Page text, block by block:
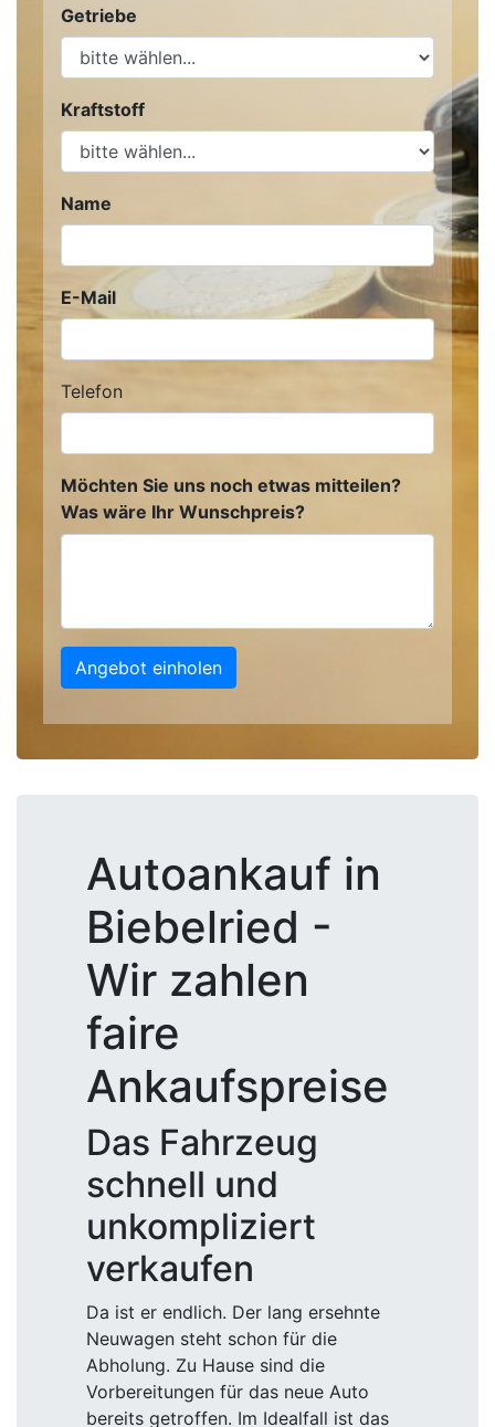
Getriebe
Kraftstoff
Name
E-Mail
Telefon
Möchten Sie uns noch etwas mitteilen?
Was wäre Ihr Wunschpreis?
Angebot einholen
Autoankauf in
Biebelried -
Wir zahlen
faire
Ankaufspreise
Das Fahrzeug
schnell und
unkompliziert
verkaufen
Da ist er endlich. Der lang ersehnte
Neuwagen steht schon für die
Abholung. Zu Hause sind die
Vorbereitungen für das neue Auto
bereits getroffen. Im Idealfall ist das